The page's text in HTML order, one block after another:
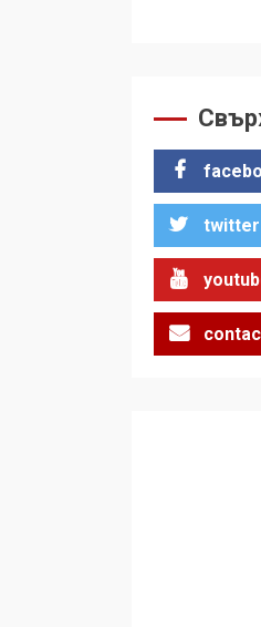
twitter